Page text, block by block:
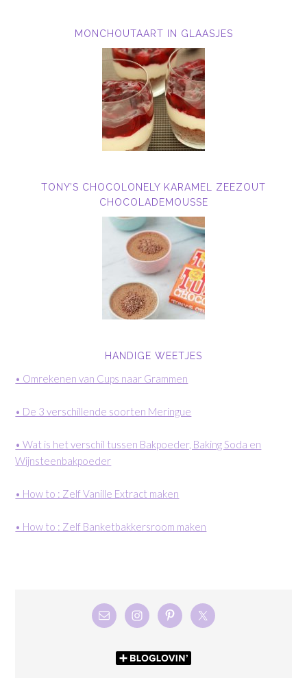
MONCHOUTAART IN GLAASJES
TONY’S CHOCOLONELY KARAMEL ZEEZOUT
CHOCOLADEMOUSSE
HANDIGE WEETJES
• Omrekenen van Cups naar Grammen
• De 3 verschillende soorten Meringue
• Wat is het verschil tussen Bakpoeder, Baking Soda en
Wijnsteenbakpoeder
• How to : Zelf Vanille Extract maken
• How to : Zelf Banketbakkersroom maken